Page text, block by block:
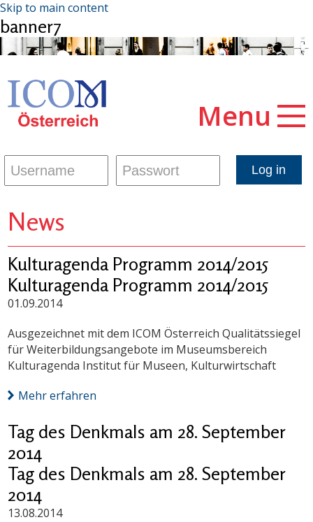
Skip to main content
banner7
Menu
News
Kulturagenda Programm 2014/2015
Kulturagenda Programm 2014/2015
01.09.2014
Ausgezeichnet mit dem ICOM Österreich Qualitätssiegel
für Weiterbildungsangebote im Museumsbereich
Kulturagenda Institut für Museen, Kulturwirtschaft
Mehr erfahren
Tag des Denkmals am 28. September
2014
Tag des Denkmals am 28. September
2014
13.08.2014